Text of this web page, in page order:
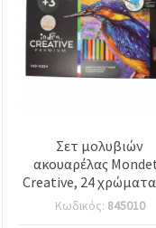
Σετ μολυβιών
ακουαρέλας
Creative, 24 χρώματα
νέον + 2 μεταλλικά,
πινέλο και ξύστρα
Κωδικός: 845010